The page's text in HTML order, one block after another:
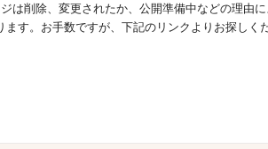
は削除、変更されたか、公開準備中などの理由
ます。お手数ですが、下記のリンクよりお探しくだ